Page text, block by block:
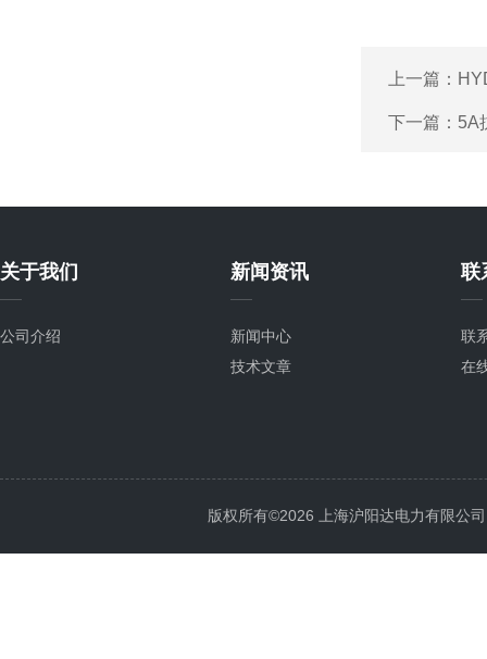
上一篇：
下一篇： 5A
关于我们
公司介绍
新闻资讯
新闻中心
技术文章
联
联
在
版权所有©2026 上海沪阳达电力有限公